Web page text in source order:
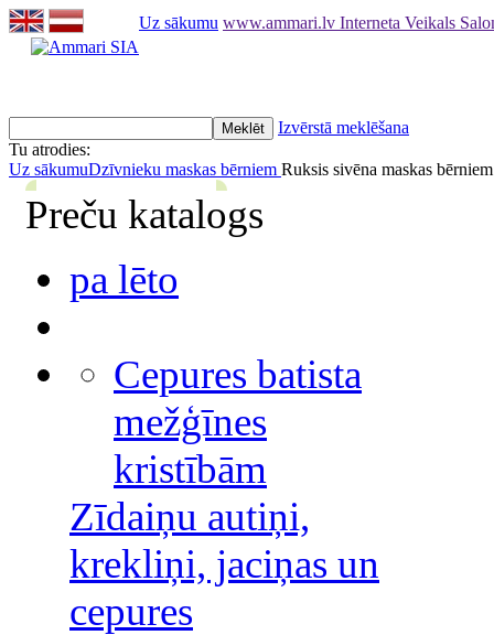
Uz sākumu www.ammari.lv Interneta Veikals
Izvērstā meklēšana
Tu atrodies:
Uz sākumuDzīvnieku maskas bērniem Ruksis sivēna maskas
Preču katalogs
pa lēto
Cepures batista
mežģīnes
kristībām
Zīdaiņu autiņi,
krekliņi, jaciņas un
cepures